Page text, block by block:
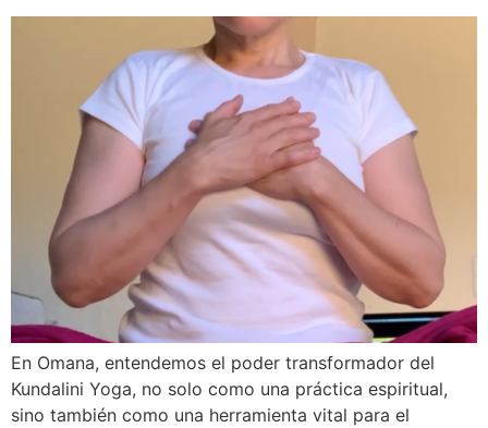
En Omana, entendemos el poder transformador del
Kundalini Yoga, no solo como una práctica espiritual,
sino también como una herramienta vital para el